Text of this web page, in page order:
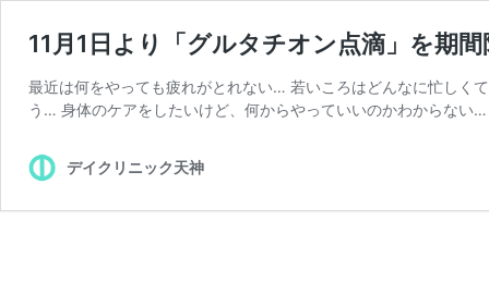
11月1日より「グルタチオン点滴」を期
最近は何をやっても疲れがとれない… 若いころはどんなに忙しく
う… 身体のケアをしたいけど、何からやっていいのかわからな
デイクリニック天神